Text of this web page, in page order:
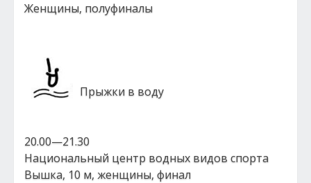
Женщины, полуфиналы
Прыжки в воду
20.00—21.30
Национальный центр водных видов спорта
Вышка, 10 м, женщины, финал